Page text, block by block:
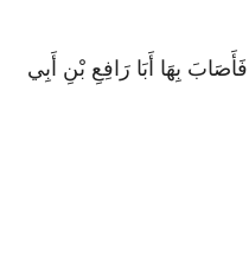
بِهَا أَبَا رَافِعِ بْنِ أَبِي